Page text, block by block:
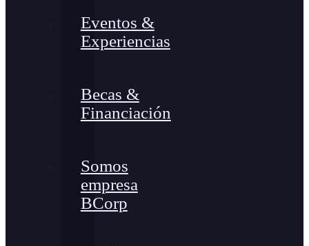
Eventos &
Experiencias
Becas &
Financiación
Somos
empresa
BCorp